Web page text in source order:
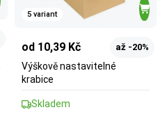
5 variant
od 10,39 Kč až -20%
Výškově nastavitelné
krabice
Skladem